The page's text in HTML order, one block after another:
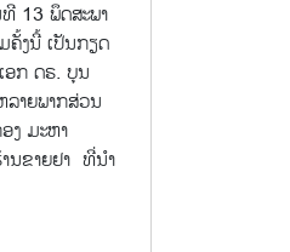
13 ພຶດສະພາ
ຄັ້ງນີ້ ເປັນກຽດ
ອກ ດຣ. ບຸນ
າຍພາກສ່ວນ
ງ ມະຫາ
ານຂາຍຢາ ທີ່ນໍາ